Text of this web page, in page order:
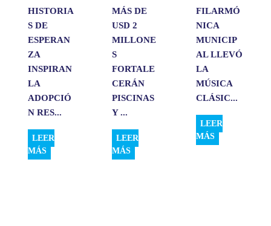
HISTORIA
S DE
ESPERAN
ZA
INSPIRAN
LA
ADOPCIÓ
N RES...
LEER
MÁS
MÁS DE
USD 2
MILLONE
S
FORTALE
CERÁN
PISCINAS
Y ...
LEER
MÁS
FILARMÓ
NICA
MUNICIP
AL LLEVÓ
LA
MÚSICA
CLÁSIC...
LEER
MÁS